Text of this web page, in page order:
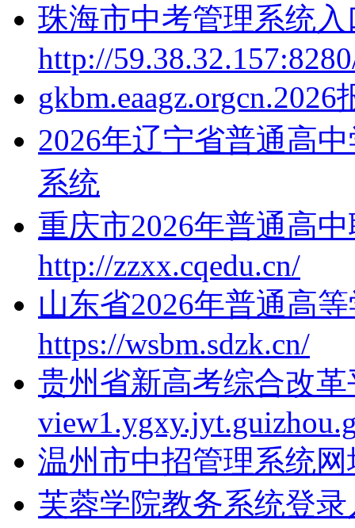
珠海市中考管理系统入
http://
gkbm.eaagz.orgcn.2026
2026年辽宁省普通高
系统
重庆市2026年普通高
http://zzxx.cqedu.cn/
山东省2026年普通高
https://wsbm.sdzk.cn/
贵州省新高考综合改革
温州市中招管理系统网
芙蓉学院教务系统登录